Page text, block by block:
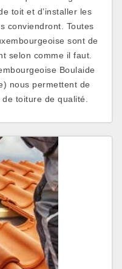
toit et d’installer les
conviendront. Toutes
sont de
selon comme il faut.
Boulaide
nous permettent de
toiture de qualité.